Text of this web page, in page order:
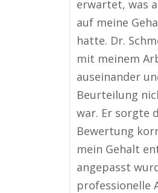
erwartet, was
auf meine
hatte. Dr.
mit meinem
auseinander
Beurteilung
war. Er sorgte
Bewertung
mein Gehalt
angepasst
professionelle